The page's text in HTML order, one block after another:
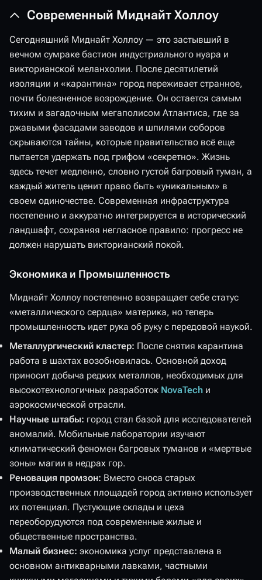
Современный Миднайт Холлоу
Сегодняшний Миднайт Холлоу — это застывший в
вечном сумраке бастион индустриального нуара и
викторианской меланхолии. После десятилетий
изоляции и «карантина» город переживает странное,
почти болезненное возрождение. Он остается самым
тихим и загадочным мегаполисом Атлантиса, где за
ржавыми фасадами заводов и шпилями соборов
скрываются тайны, которые правительство всё еще
пытается удержать под грифом «секретно». Жизнь
здесь течет медленно, словно густой багровый туман, а
каждый житель ценит право быть «уникальным» в
своем одиночестве. Современная инфраструктура
постепенно и аккуратно интегрируется в исторический
ландшафт, сохраняя негласное правило: прогресс не
должен нарушать викторианский покой.
Экономика и Промышленность
Миднайт Холлоу постепенно возвращает себе статус
«металлического сердца» материка, но теперь
промышленность идет рука об руку с передовой наукой.
Металлургический кластер: После снятия карантина
работа в шахтах возобновилась. Основной доход
приносит добыча редких металлов, необходимых для
высокотехнологичных разработок NovaTech и
аэрокосмической отрасли.
Научные штабы: город стал базой для исследователей
аномалий. Мобильные лаборатории изучают
климатический феномен багровых туманов и «мертвые
зоны» магии в недрах гор.
Реновация промзон: Вместо сноса старых
производственных площадей город активно использует
их потенциал. Пустующие склады и цеха
переоборудуются под современные жилые и
общественные пространства.
Малый бизнес: экономика услуг представлена в
основном антикварными лавками, частными